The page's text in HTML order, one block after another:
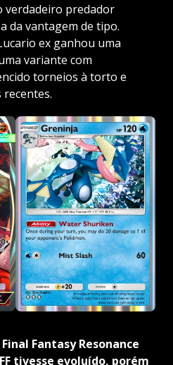
verdadeiro predador
da vantagem de tipo.
ex ganhou uma
variante com
torneios à torto e
Fantasy Resonance
tivesse evoluído, porém